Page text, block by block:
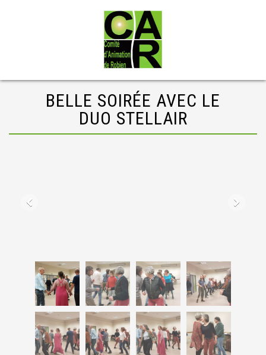
BELLE SOIRÉE AVEC LE
DUO STELLAIR